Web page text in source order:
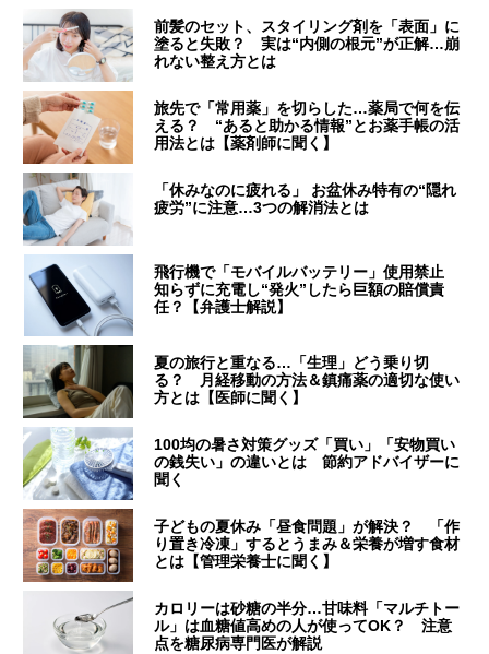
前髪のセット、スタイリング剤を「表面」に
塗ると失敗？ 実は“内側の根元”が正解…崩
れない整え方とは
旅先で「常用薬」を切らした…薬局で何を伝
える？ “あると助かる情報”とお薬手帳の活
用法とは【薬剤師に聞く】
「休みなのに疲れる」 お盆休み特有の“隠れ
疲労”に注意…3つの解消法とは
飛行機で「モバイルバッテリー」使用禁止
知らずに充電し“発火”したら巨額の賠償責
任？【弁護士解説】
夏の旅行と重なる…「生理」どう乗り切
る？ 月経移動の方法＆鎮痛薬の適切な使い
方とは【医師に聞く】
100均の暑さ対策グッズ「買い」「安物買い
の銭失い」の違いとは 節約アドバイザーに
聞く
子どもの夏休み「昼食問題」が解決？ 「作
り置き冷凍」するとうまみ＆栄養が増す食材
とは【管理栄養士に聞く】
カロリーは砂糖の半分…甘味料「マルチトー
ル」は血糖値高めの人が使ってOK？ 注意
点を糖尿病専門医が解説